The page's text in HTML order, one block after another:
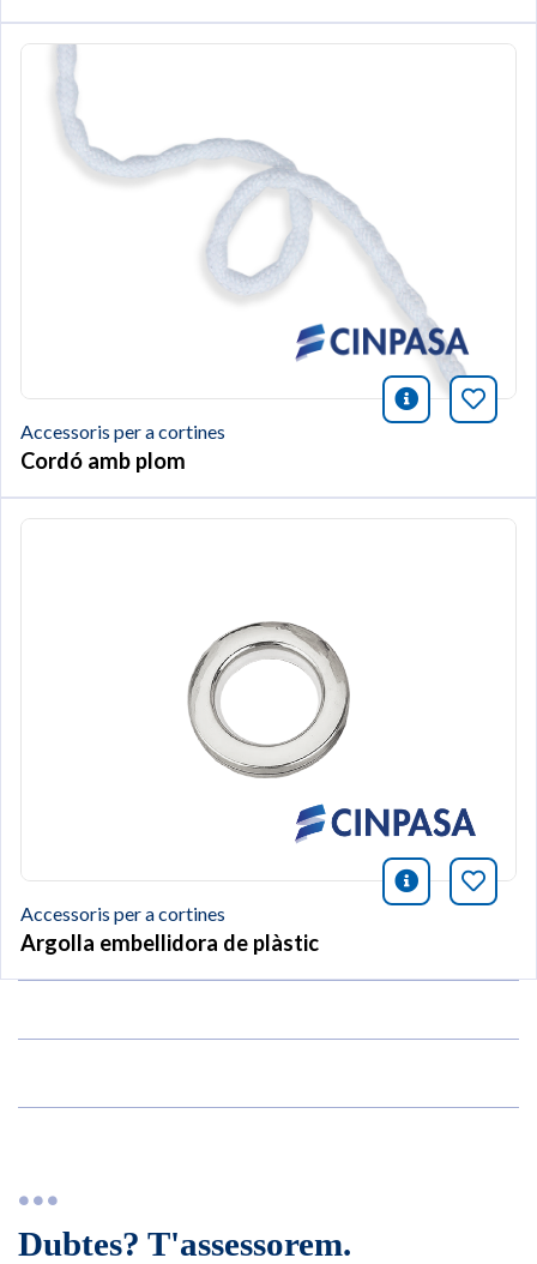
icono
Accessoris per a cortines
Cordó amb plom
icono
Accessoris per a cortines
Argolla embellidora de plàstic
Dubtes? T'assessorem.